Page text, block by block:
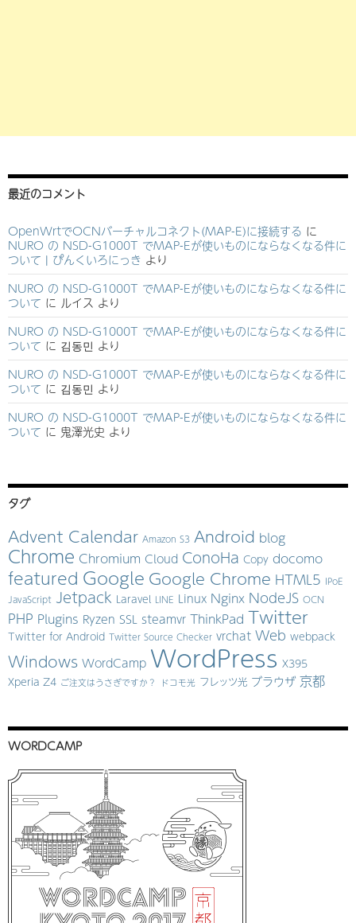
最近のコメント
OpenWrtでOCNバーチャルコネクト(MAP-E)に接続する に
NURO の NSD-G1000T でMAP-Eが使いものにならなくなる件に
ついて | ぴんくいろにっき より
NURO の NSD-G1000T でMAP-Eが使いものにならなくなる件に
ついて に ルイス より
NURO の NSD-G1000T でMAP-Eが使いものにならなくなる件に
ついて に 김동민 より
NURO の NSD-G1000T でMAP-Eが使いものにならなくなる件に
ついて に 김동민 より
NURO の NSD-G1000T でMAP-Eが使いものにならなくなる件に
ついて に 鬼澤光史 より
タグ
Advent Calendar Amazon S3 Android blog
Chrome Chromium Cloud ConoHa Copy docomo
featured Google Google Chrome HTML5 IPoE
JavaScript Jetpack Laravel LINE Linux Nginx NodeJS OCN
PHP Plugins Ryzen SSL steamvr ThinkPad Twitter
Twitter for Android Twitter Source Checker vrchat Web webpack
Windows WordCamp WordPress X395
Xperia Z4 ご注文はうさぎですか？ ドコモ光 フレッツ光 ブラウザ 京都
WORDCAMP